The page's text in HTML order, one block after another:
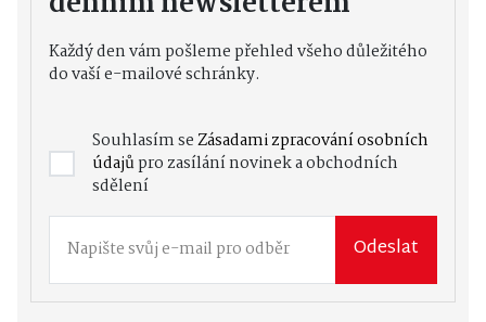
Každý den vám pošleme přehled všeho důležitého
do vaší e-mailové schránky.
Souhlasím seZásadami zpracování osobních
údajůpro zasílání novinek a obchodních
sdělení
Odeslat